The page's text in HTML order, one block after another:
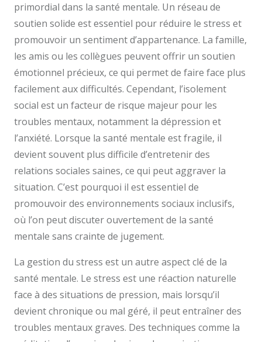
primordial dans la santé mentale. Un réseau de
soutien solide est essentiel pour réduire le stress et
promouvoir un sentiment d’appartenance. La famille,
les amis ou les collègues peuvent offrir un soutien
émotionnel précieux, ce qui permet de faire face plus
facilement aux difficultés. Cependant, l’isolement
social est un facteur de risque majeur pour les
troubles mentaux, notamment la dépression et
l’anxiété. Lorsque la santé mentale est fragile, il
devient souvent plus difficile d’entretenir des
relations sociales saines, ce qui peut aggraver la
situation. C’est pourquoi il est essentiel de
promouvoir des environnements sociaux inclusifs,
où l’on peut discuter ouvertement de la santé
mentale sans crainte de jugement.
La gestion du stress est un autre aspect clé de la
santé mentale. Le stress est une réaction naturelle
face à des situations de pression, mais lorsqu’il
devient chronique ou mal géré, il peut entraîner des
troubles mentaux graves. Des techniques comme la